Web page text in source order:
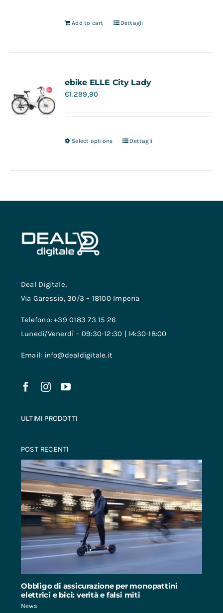
Add to cart Dettagli
ebike ELLE City Lady
€1.299,90
Select options Dettagli
Deal Digitale,
Via Garessio, 30/3 – 18100 Imperia
Telefono: +39 0183 73 15 26
Lunedi/Venerdì – 09:30-12:30 | 14:30-18:00
Email: info@dealdigitale.it
ULTIMI PRODOTTI
POST RECENTI
Obbligo di assicurazione per monopattini
elettrici e bici: verità e falsi miti
News